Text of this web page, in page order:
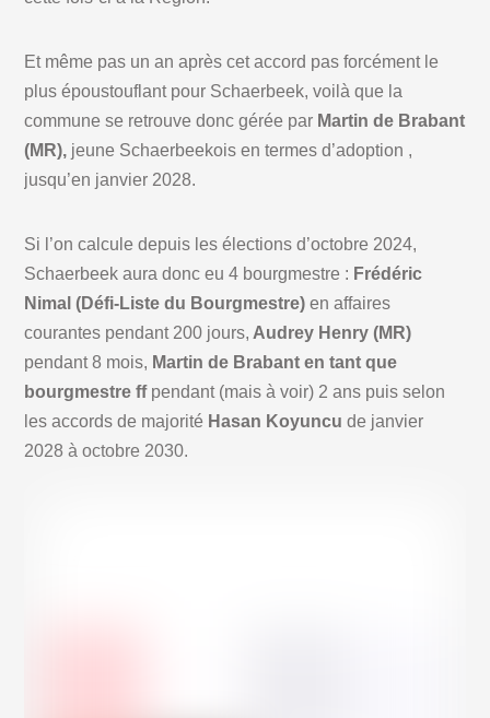
Et même pas un an après cet accord pas forcément le
plus époustouflant pour Schaerbeek, voilà que la
commune se retrouve donc gérée par Martin de Brabant
(MR), jeune Schaerbeekois en termes d’adoption ,
jusqu’en janvier 2028.
Si l’on calcule depuis les élections d’octobre 2024,
Schaerbeek aura donc eu 4 bourgmestre : Frédéric
Nimal (Défi-Liste du Bourgmestre) en affaires
courantes pendant 200 jours, Audrey Henry (MR)
pendant 8 mois, Martin de Brabant en tant que
bourgmestre ffpendant (mais à voir) 2 ans puis selon
les accords de majorité Hasan Koyuncu de janvier
2028 à octobre 2030.